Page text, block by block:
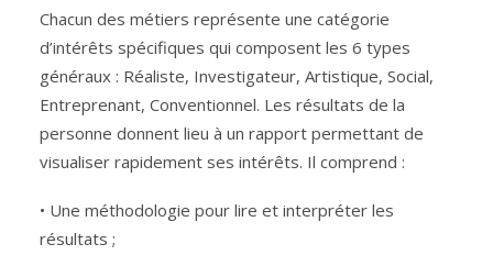
Chacun des métiers représente une catégorie
d’intérêts spécifiques qui composent les 6 types
généraux : Réaliste, Investigateur, Artistique, Social,
Entreprenant, Conventionnel. Les résultats de la
personne donnent lieu à un rapport permettant de
visualiser rapidement ses intérêts. Il comprend :
• Une méthodologie pour lire et interpréter les
résultats ;